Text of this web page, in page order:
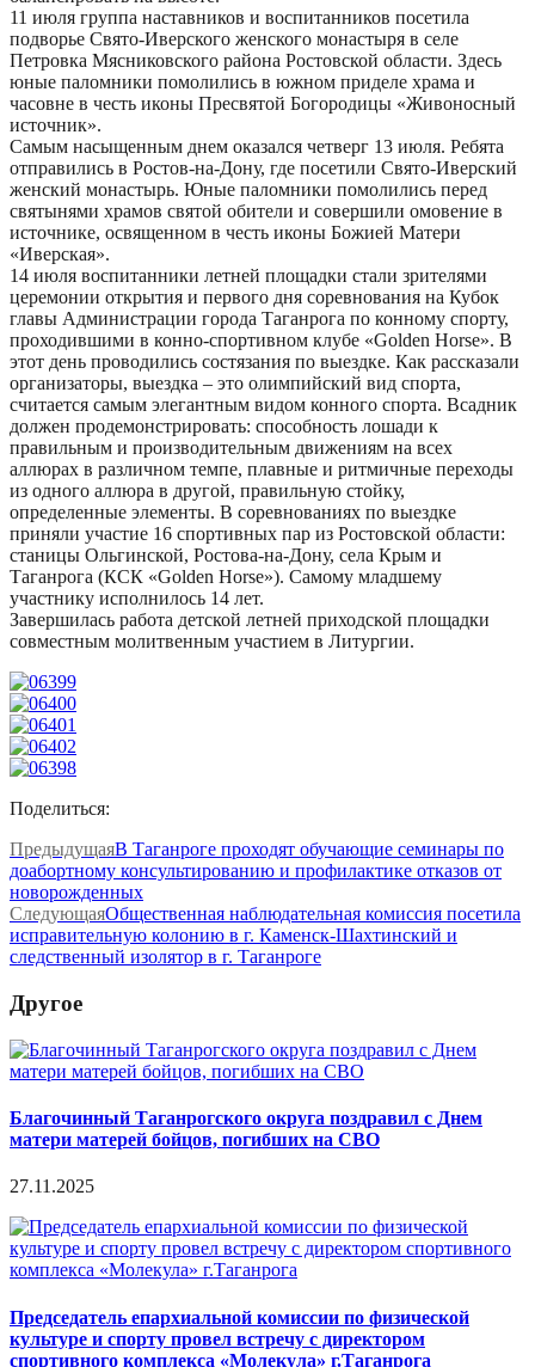
11 июля группа наставников и воспитанников посетила
подворье Свято-Иверского женского монастыря в селе
Петровка Мясниковского района Ростовской области. Здесь
юные паломники помолились в южном приделе храма и
часовне в честь иконы Пресвятой Богородицы «Живоносный
источник».
Самым насыщенным днем оказался четверг 13 июля. Ребята
отправились в Ростов-на-Дону, где посетили Свято-Иверский
женский монастырь. Юные паломники помолились перед
святынями храмов святой обители и совершили омовение в
источнике, освященном в честь иконы Божией Матери
«Иверская».
14 июля воспитанники летней площадки стали зрителями
церемонии открытия и первого дня соревнования на Кубок
главы Администрации города Таганрога по конному спорту,
проходившими в конно-спортивном клубе «Golden Horse». В
этот день проводились состязания по выездке. Как рассказали
организаторы, выездка – это олимпийский вид спорта,
считается самым элегантным видом конного спорта. Всадник
должен продемонстрировать: способность лошади к
правильным и производительным движениям на всех
аллюрах в различном темпе, плавные и ритмичные переходы
из одного аллюра в другой, правильную стойку,
определенные элементы. В соревнованиях по выездке
приняли участие 16 спортивных пар из Ростовской области:
станицы Ольгинской, Ростова-на-Дону, села Крым и
Таганрога (КСК «Golden Horse»). Самому младшему
участнику исполнилось 14 лет.
Завершилась работа детской летней приходской площадки
совместным молитвенным участием в Литургии.
Поделиться:
ПредыдущаяВ Таганроге проходят обучающие семинары по
доабортному консультированию и профилактике отказов от
новорожденных
СледующаяОбщественная наблюдательная комиссия посетила
исправительную колонию в г. Каменск-Шахтинский и
следственный изолятор в г. Таганроге
Другое
Благочинный Таганрогского округа поздравил с Днем
матери матерей бойцов, погибших на СВО
27.11.2025
Председатель епархиальной комиссии по физической
культуре и спорту провел встречу с директором
спортивного комплекса «Молекула» г.Таганрога